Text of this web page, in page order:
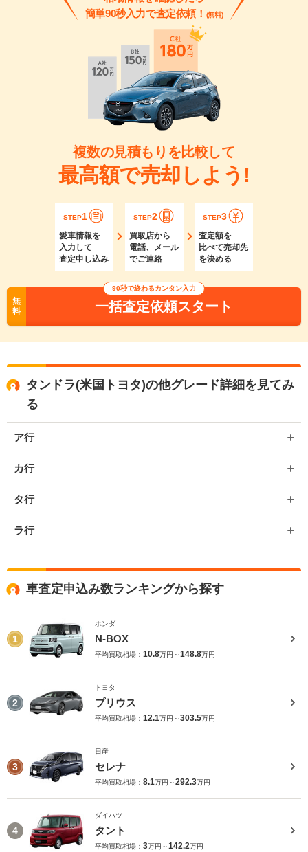
簡単90秒入力で査定依頼！ (無料)
複数の見積もりを比較して
最高額で売却しよう!
STEP1
愛車情報を
入力して
査定申し込み
STEP2
買取店から
電話、メール
でご連絡
STEP3
査定額を
比べて売却先
を決める
無
料
90秒で終わるカンタン入力
一括査定依頼スタート
タンドラ(米国トヨタ)の他グレード詳細を見てみ
る
ア行
カ行
タ行
ラ行
車査定申込み数ランキングから探す
1
ホンダ
N-BOX
平均買取相場： 10.8万円～148.8万円
2
トヨタ
プリウス
平均買取相場： 12.1万円～303.5万円
3
日産
セレナ
平均買取相場： 8.1万円～292.3万円
4
ダイハツ
タント
平均買取相場： 3万円～142.2万円